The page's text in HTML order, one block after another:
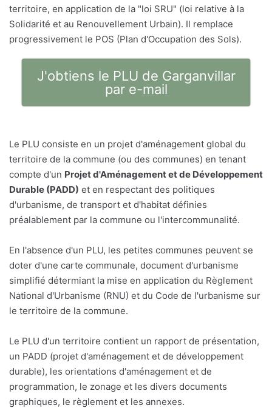
territoire, en application de la "loi SRU" (loi relative à la
Solidarité et au Renouvellement Urbain). Il remplace
progressivement le POS (Plan d'Occupation des Sols).
J'obtiens le PLU de Garganvillar
par e-mail
Le PLU consiste en un projet d'aménagement global du
territoire de la commune (ou des communes) en tenant
compte d'un Projet d'Aménagement et de Développement
Durable (PADD) et en respectant des politiques
d'urbanisme, de transport et d'habitat définies
préalablement par la commune ou l'intercommunalité.
En l'absence d'un PLU, les petites communes peuvent se
doter d'une carte communale, document d'urbanisme
simplifié détermiant la mise en application du Règlement
National d'Urbanisme (RNU) et du Code de l'urbanisme sur
le territoire de la commune.
Le PLU d'un territoire contient un rapport de présentation,
un PADD (projet d'aménagement et de développement
durable), les orientations d'aménagement et de
programmation, le zonage et les divers documents
graphiques, le règlement et les annexes.